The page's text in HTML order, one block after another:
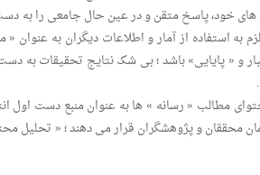
خود، پاسخ متقن و در عین حال جامعی را به دست
به استفاده از آمار و اطلاعات دیگران به عنوان
و « پایایی» باشد ؛ بی شک نتایج تحقیقات به دست
مطالب « رسانه » ها به عنوان منبع دست اول
محققان و پژوهشگران قرار می دهند ؛ « تحلیل